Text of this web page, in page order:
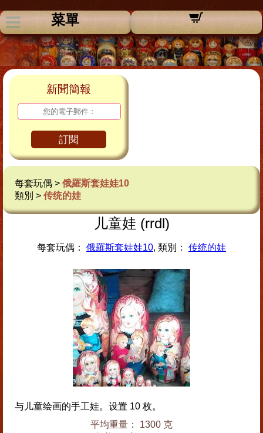
菜單
新聞簡報
訂閱
每套玩偶 > 俄羅斯套娃娃10
類別 > 传统的娃
儿童娃 (rrdl)
每套玩偶： 俄羅斯套娃娃10, 類別： 传统的娃
与儿童绘画的手工娃。设置 10 枚。
平均重量： 1300 克